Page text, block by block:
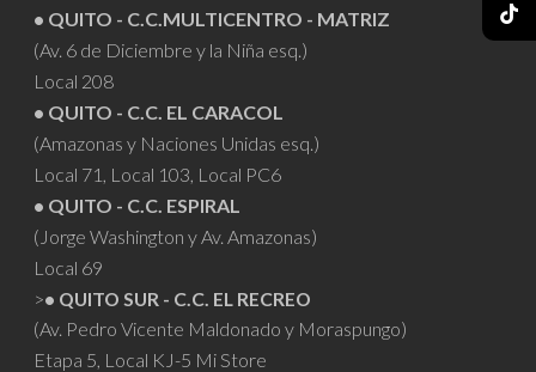
• QUITO - C.C.MULTICENTRO - MATRIZ
(Av. 6 de Diciembre y la Niña esq.)
Local 208
• QUITO - C.C. EL CARACOL
(Amazonas y Naciones Unidas esq.)
Local 71, Local 103, Local PC6
• QUITO - C.C. ESPIRAL
(Jorge Washington y Av. Amazonas)
Local 69
>• QUITO SUR - C.C. EL RECREO
(Av. Pedro Vicente Maldonado y Moraspungo)
Etapa 5, Local KJ-5 Mi Store